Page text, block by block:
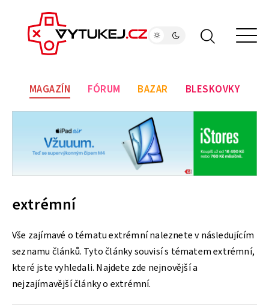
MAGAZÍN FÓRUM BAZAR BLESKOVKY
extrémní
Vše zajímavé o tématu extrémní naleznete v následujícím
seznamu článků. Tyto články souvisí s tématem extrémní,
které jste vyhledali. Najdete zde nejnovější a
nejzajímavější články o extrémní.